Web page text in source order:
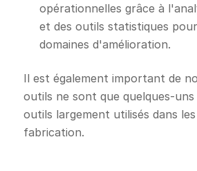
opérationnelles grâce à
et des outils statistiques
domaines d'amélioration.
Il est également important de
outils ne sont que quelques-
outils largement utilisés dans
fabrication.